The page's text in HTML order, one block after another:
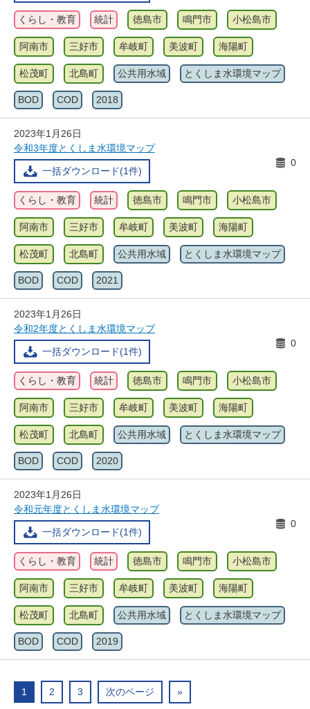
くらし・教育 統計 徳島市 鳴門市 小松島市
阿南市 三好市 牟岐町 美波町 海陽町
松茂町 北島町 公共用水域 とくしま水環境マップ
BOD COD 2018
2023年1月26日
令和3年度とくしま水環境マップ
一括ダウンロード(1件)
0
くらし・教育 統計 徳島市 鳴門市 小松島市
阿南市 三好市 牟岐町 美波町 海陽町
松茂町 北島町 公共用水域 とくしま水環境マップ
BOD COD 2021
2023年1月26日
令和2年度とくしま水環境マップ
一括ダウンロード(1件)
0
くらし・教育 統計 徳島市 鳴門市 小松島市
阿南市 三好市 牟岐町 美波町 海陽町
松茂町 北島町 公共用水域 とくしま水環境マップ
BOD COD 2020
2023年1月26日
令和元年度とくしま水環境マップ
一括ダウンロード(1件)
0
くらし・教育 統計 徳島市 鳴門市 小松島市
阿南市 三好市 牟岐町 美波町 海陽町
松茂町 北島町 公共用水域 とくしま水環境マップ
BOD COD 2019
1 2 3 次のページ »